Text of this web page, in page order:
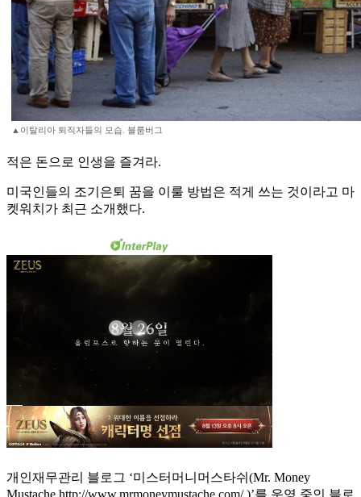
▲이탈리아 퇴직자들의 모습. 블룸버그
적은 돈으로 인생을 즐겨라.
미국인들의 조기은퇴 꿈을 이룰 방법은 적게 쓰는 것이라고 마
켓워치가 최근 소개했다.
개인재무관리 블로그 ‘미스터머니머스타쉬(Mr. Money